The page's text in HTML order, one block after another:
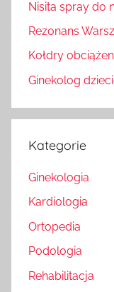
Nisita spray do
Rezonans
Kołdry
Ginekolog
Kategorie
Ginekologia
Kardiologia
Ortopedia
Podologia
Rehabilitacja